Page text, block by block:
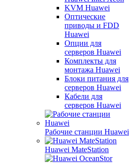
KVM Huawei
Оптические
приводы и FDD
Huawei
Опции для
серверов Huawei
Комплекты для
монтажа Huawei
Блоки питания для
серверов Huawei
Кабели для
серверов Huawei
Рабочие станции Huawei
Huawei MateStation